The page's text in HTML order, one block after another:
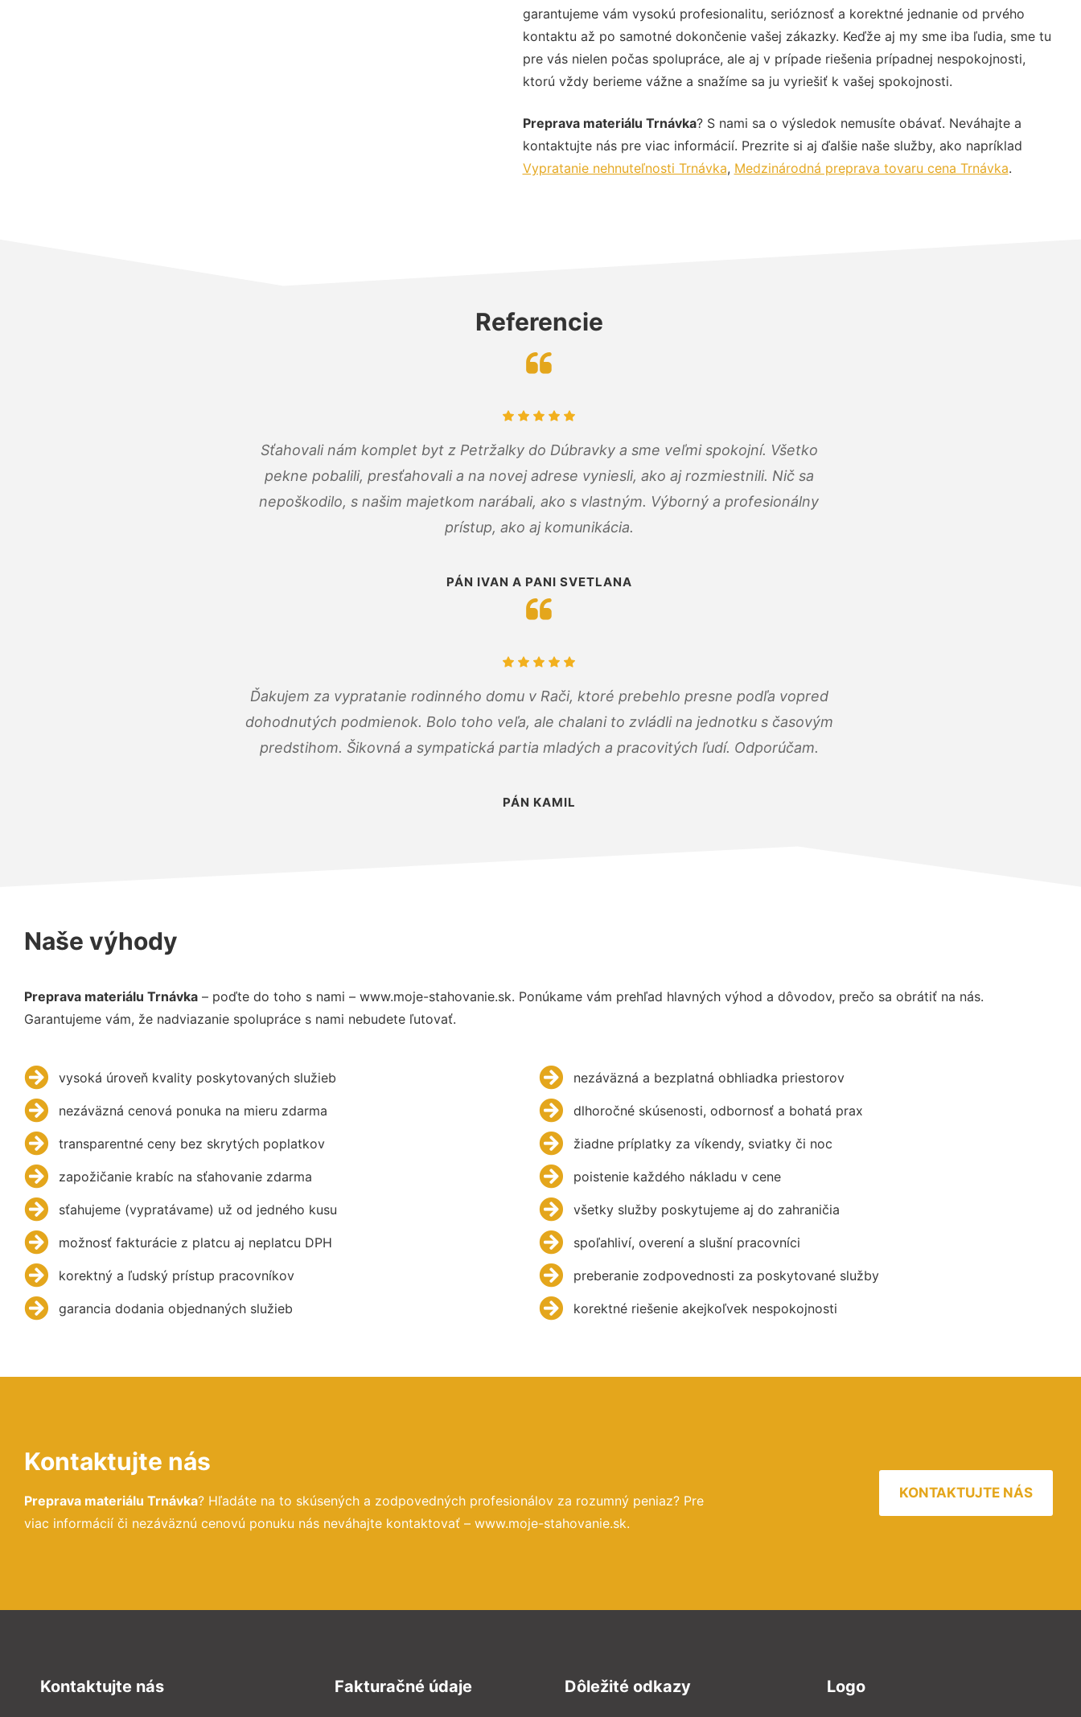
garantujeme vám vysokú profesionalitu, serióznosť a korektné jednanie od prvého
kontaktu až po samotné dokončenie vašej zákazky. Keďže aj my sme iba ľudia, sme tu
pre vás nielen počas spolupráce, ale aj v prípade riešenia prípadnej nespokojnosti,
ktorú vždy berieme vážne a snažíme sa ju vyriešiť k vašej spokojnosti.
Preprava materiálu Trnávka? S nami sa o výsledok nemusíte obávať. Neváhajte a
kontaktujte nás pre viac informácií. Prezrite si aj ďalšie naše služby, ako napríklad
Vypratanie nehnuteľnosti Trnávka, Medzinárodná preprava tovaru cena Trnávka.
Referencie
Sťahovali nám komplet byt z Petržalky do Dúbravky a sme veľmi spokojní. Všetko
pekne pobalili, presťahovali a na novej adrese vyniesli, ako aj rozmiestnili. Nič sa
nepoškodilo, s našim majetkom narábali, ako s vlastným. Výborný a profesionálny
prístup, ako aj komunikácia.
PÁN IVAN A PANI SVETLANA
Ďakujem za vypratanie rodinného domu v Rači, ktoré prebehlo presne podľa vopred
dohodnutých podmienok. Bolo toho veľa, ale chalani to zvládli na jednotku s časovým
predstihom. Šikovná a sympatická partia mladých a pracovitých ľudí. Odporúčam.
PÁN KAMIL
Naše výhody
Preprava materiálu Trnávka – poďte do toho s nami – www.moje-stahovanie.sk. Ponúkame vám prehľad hlavných výhod a dôvodov, prečo sa obrátiť na nás.
Garantujeme vám, že nadviazanie spolupráce s nami nebudete ľutovať.
vysoká úroveň kvality poskytovaných služieb
nezáväzná cenová ponuka na mieru zdarma
transparentné ceny bez skrytých poplatkov
zapožičanie krabíc na sťahovanie zdarma
sťahujeme (vypratávame) už od jedného kusu
možnosť fakturácie z platcu aj neplatcu DPH
korektný a ľudský prístup pracovníkov
garancia dodania objednaných služieb
nezáväzná a bezplatná obhliadka priestorov
dlhoročné skúsenosti, odbornosť a bohatá prax
žiadne príplatky za víkendy, sviatky či noc
poistenie každého nákladu v cene
všetky služby poskytujeme aj do zahraničia
spoľahliví, overení a slušní pracovníci
preberanie zodpovednosti za poskytované služby
korektné riešenie akejkoľvek nespokojnosti
Kontaktujte nás
Preprava materiálu Trnávka? Hľadáte na to skúsených a zodpovedných profesionálov za rozumný peniaz? Pre
viac informácií či nezáväznú cenovú ponuku nás neváhajte kontaktovať – www.moje-stahovanie.sk.
KONTAKTUJTE NÁS
Kontaktujte nás Fakturačné údaje Dôležité odkazy Logo